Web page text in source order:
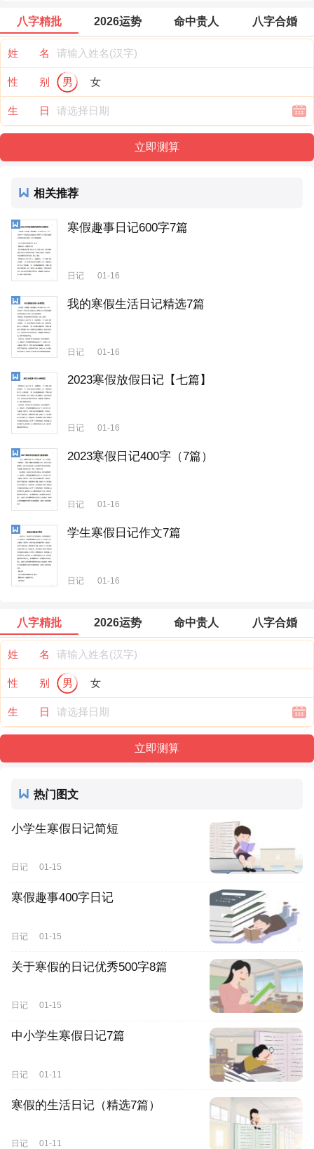
八字精批 2026运势 命中贵人 八字合婚
姓 名
性 别 男 女
生 日
相关推荐
寒假趣事日记600字7篇
日记 01-16
我的寒假生活日记精选7篇
日记 01-16
2023寒假放假日记【七篇】
日记 01-16
2023寒假日记400字（7篇）
日记 01-16
学生寒假日记作文7篇
日记 01-16
八字精批 2026运势 命中贵人 八字合婚
姓 名
性 别 男 女
生 日
热门图文
小学生寒假日记简短
日记 01-15
寒假趣事400字日记
日记 01-15
关于寒假的日记优秀500字8篇
日记 01-15
中小学生寒假日记7篇
日记 01-11
寒假的生活日记（精选7篇）
日记 01-11